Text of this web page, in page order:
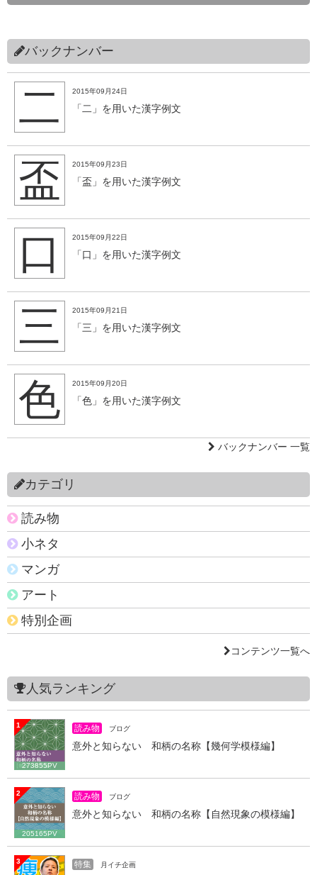
バックナンバー
二 2015年09月24日
「二」を用いた漢字例文
盃 2015年09月23日
「盃」を用いた漢字例文
口 2015年09月22日
「口」を用いた漢字例文
三 2015年09月21日
「三」を用いた漢字例文
色 2015年09月20日
「色」を用いた漢字例文
バックナンバー 一覧
カテゴリ
読み物
小ネタ
マンガ
アート
特別企画
コンテンツ一覧へ
人気ランキング
1
273855PV
読み物 ブログ
意外と知らない 和柄の名称【幾何学模様編】
2
205165PV
読み物 ブログ
意外と知らない 和柄の名称【自然現象の模様編】
3 特集 月イチ企画